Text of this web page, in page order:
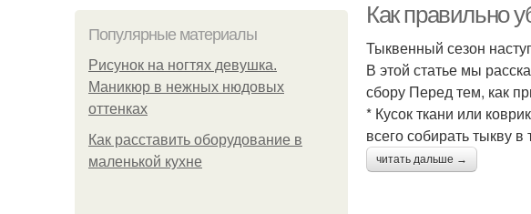
Популярные материалы
Рисунок на ногтях девушка.
Маникюр в нежных нюдовых
оттенках
Как расставить оборудование в
маленькой кухне
Как правильно
Тыквенный сезон
В этой статье мы
сбору Перед тем, как
* Кусок ткани или
всего собирать тыкву
читать дальше →